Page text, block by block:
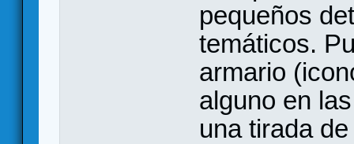
pequeños
temáticos.
armario
alguno en
una tirada